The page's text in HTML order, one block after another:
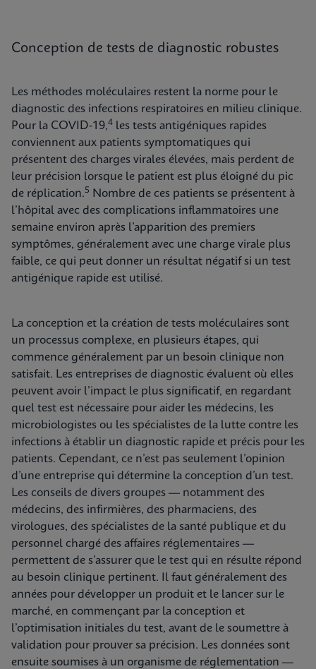
Conception de tests de diagnostic robustes
Les méthodes moléculaires restent la norme pour le
diagnostic des infections respiratoires en milieu clinique.
Pour la COVID-19,4 les tests antigéniques rapides
conviennent aux patients symptomatiques qui
présentent des charges virales élevées, mais perdent de
leur précision lorsque le patient est plus éloigné du pic
de réplication.5
Nombre de ces patients se présentent à
l’hôpital avec des complications inflammatoires une
semaine environ après l’apparition des premiers
symptômes, généralement avec une charge virale plus
faible, ce qui peut donner un résultat négatif si un test
antigénique rapide est utilisé.
La conception et la création de tests moléculaires sont
un processus complexe, en plusieurs étapes, qui
commence généralement par un besoin clinique non
satisfait. Les entreprises de diagnostic évaluent où elles
peuvent avoir l’impact le plus significatif, en regardant
quel test est nécessaire pour aider les médecins, les
microbiologistes ou les spécialistes de la lutte contre les
infections à établir un diagnostic rapide et précis pour les
patients. Cependant, ce n’est pas seulement l’opinion
d’une entreprise qui détermine la conception d’un test.
Les conseils de divers groupes — notamment des
médecins, des infirmières, des pharmaciens, des
virologues, des spécialistes de la santé publique et du
personnel chargé des affaires réglementaires —
permettent de s’assurer que le test qui en résulte répond
au besoin clinique pertinent. Il faut généralement des
années pour développer un produit et le lancer sur le
marché, en commençant par la conception et
l’optimisation initiales du test, avant de le soumettre à
validation pour prouver sa précision. Les données sont
ensuite soumises à un organisme de réglementation —